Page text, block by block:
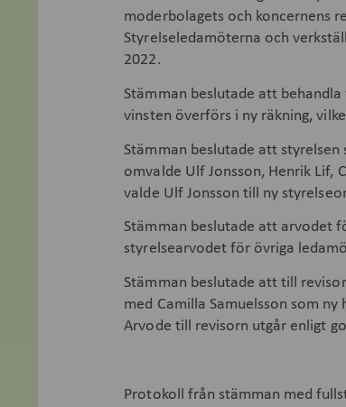
moderbolagets och koncernens
Styrelseledamöterna och
2022.
Stämman beslutade att
vinsten överförs i ny räkning,
Stämman beslutade att styrelsen
omvalde Ulf Jonsson, Henrik Lif,
valde Ulf Jonsson till ny
Stämman beslutade att arvodet
styrelsearvodet för övriga
Stämman beslutade att till
med Camilla Samuelsson som
Arvode till revisorn utgår enligt
Protokoll från stämman med